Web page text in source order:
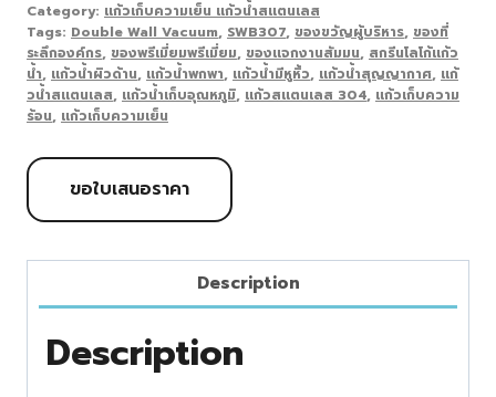
Category: แก้วเก็บความเย็น แก้วน้ำสแตนเลส
Tags: Double Wall Vacuum, SWB307, ของขวัญผู้บริหาร, ของที่
ระลึกองค์กร, ของพรีเมี่ยมพรีเมี่ยม, ของแจกงานสัมมน, สกรีนโลโก้แก้ว
น้ำ, แก้วน้ำผิวด้าน, แก้วน้ำพกพา, แก้วน้ำมีหูหิ้ว, แก้วน้ำสุญญากาศ, แก้
วน้ำสแตนเลส, แก้วน้ำเก็บอุณหภูมิ, แก้วสแตนเลส 304, แก้วเก็บความ
ร้อน, แก้วเก็บความเย็น
ขอใบเสนอราคา
Description
Description